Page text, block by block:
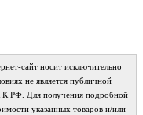
сайт носит исключительно
не является публичной
РФ. Для получения подробной
указанных товаров и/или